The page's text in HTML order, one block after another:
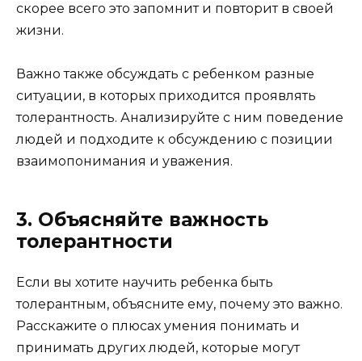
скорее всего это запомнит и повторит в своей
жизни.
Важно также обсуждать с ребенком разные
ситуации, в которых приходится проявлять
толерантность. Анализируйте с ним поведение
людей и подходите к обсуждению с позиции
взаимопонимания и уважения.
3. Объясняйте важность
толерантности
Если вы хотите научить ребенка быть
толерантным, объясните ему, почему это важно.
Расскажите о плюсах умения понимать и
принимать других людей, которые могут